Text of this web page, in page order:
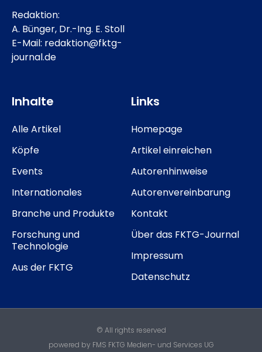
Redaktion:
A. Bünger, Dr.-Ing. E. Stoll
E-Mail: redaktion@fktg-
journal.de
Inhalte
Alle Artikel
Köpfe
Events
Internationales
Branche und Produkte
Forschung und
Technologie
Aus der FKTG
Links
Homepage
Artikel einreichen
Autorenhinweise
Autorenvereinbarung
Kontakt
Über das FKTG-Journal
Impressum
Datenschutz
© All rights reserved
powered by FMS FKTG Medien- und Services UG